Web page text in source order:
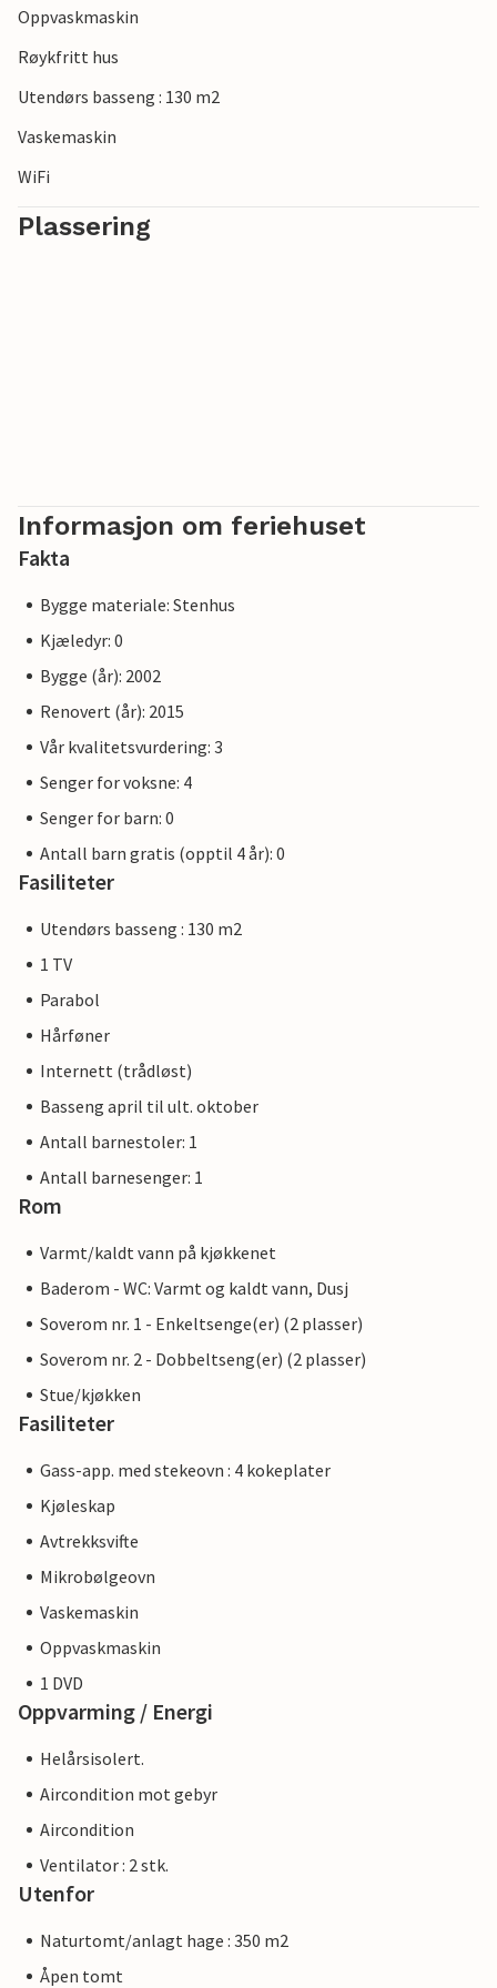
Oppvaskmaskin
Røykfritt hus
Utendørs basseng : 130 m2
Vaskemaskin
WiFi
Plassering
Informasjon om feriehuset
Fakta
Bygge materiale: Stenhus
Kjæledyr: 0
Bygge (år): 2002
Renovert (år): 2015
Vår kvalitetsvurdering: 3
Senger for voksne: 4
Senger for barn: 0
Antall barn gratis (opptil 4 år): 0
Fasiliteter
Utendørs basseng : 130 m2
1 TV
Parabol
Hårføner
Internett (trådløst)
Basseng april til ult. oktober
Antall barnestoler: 1
Antall barnesenger: 1
Rom
Varmt/kaldt vann på kjøkkenet
Baderom - WC: Varmt og kaldt vann, Dusj
Soverom nr. 1 - Enkeltsenge(er) (2 plasser)
Soverom nr. 2 - Dobbeltseng(er) (2 plasser)
Stue/kjøkken
Fasiliteter
Gass-app. med stekeovn : 4 kokeplater
Kjøleskap
Avtrekksvifte
Mikrobølgeovn
Vaskemaskin
Oppvaskmaskin
1 DVD
Oppvarming / Energi
Helårsisolert.
Aircondition mot gebyr
Aircondition
Ventilator : 2 stk.
Utenfor
Naturtomt/anlagt hage : 350 m2
Åpen tomt